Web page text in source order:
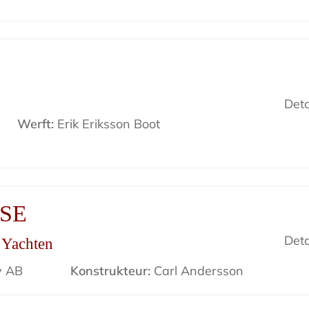
Werft:Erik Eriksson Boot
AB Konstrukteur:Carl Andersson